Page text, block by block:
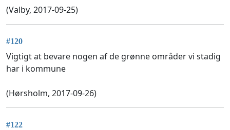
(Valby, 2017-09-25)
#120
Vigtigt at bevare nogen af de grønne områder vi stadig
har i kommune
(Hørsholm, 2017-09-26)
#122